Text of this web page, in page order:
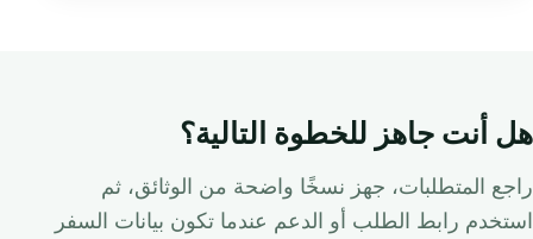
هل أنت جاهز للخطوة التالية؟
راجع المتطلبات، جهز نسخًا واضحة من الوثائق، ثم
استخدم رابط الطلب أو الدعم عندما تكون بيانات السفر